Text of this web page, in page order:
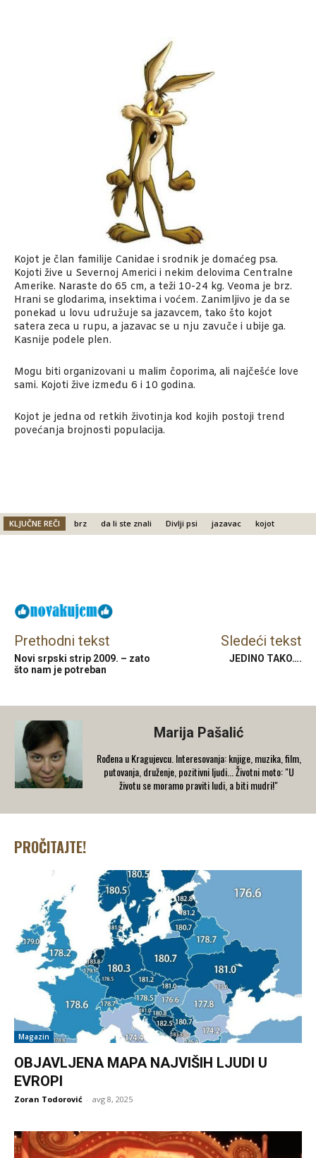
Kojot je član familije Canidae i srodnik je domaćeg psa.
Kojoti žive u Severnoj Americi i nekim delovima Centralne
Amerike. Naraste do 65 cm, a teži 10-24 kg. Veoma je brz.
Hrani se glodarima, insektima i voćem. Zanimljivo je da se
ponekad u lovu udružuje sa jazavcem, tako što kojot
satera zeca u rupu, a jazavac se u nju zavuče i ubije ga.
Kasnije podele plen.
Mogu biti organizovani u malim čoporima, ali najčešće love
sami. Kojoti žive između 6 i 10 godina.
Kojot je jedna od retkih životinja kod kojih postoji trend
povećanja brojnosti populacija.
KLJUČNE REČI brz da li ste znali Divlji psi jazavac kojot
Prethodni tekst
Novi srpski strip 2009. – zato
što nam je potreban
Sledeći tekst
JEDINO TAKO….
Marija Pašalić
​Rođena u Kragujevcu. Interesovanja: knjige, muzika, film,
putovanja, druženje, pozitivni ljudi... Životni moto: "U
životu se moramo praviti ludi, a biti mudri!"
PROČITAJTE!
Magazin
OBJAVLJENA MAPA NAJVIŠIH LJUDI U
EVROPI
Zoran Todorović - avg 8, 2025